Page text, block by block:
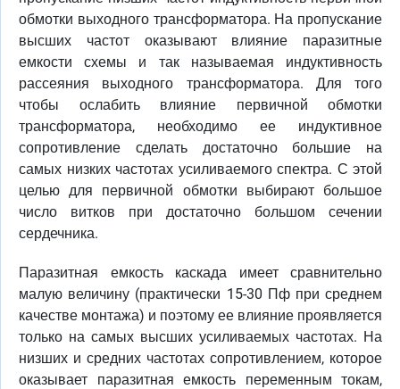
обмотки выходного трансформатора. На пропускание
высших частот оказывают влияние паразитные
емкости схемы и так называемая индуктивность
рассеяния выходного трансформатора. Для того
чтобы ослабить влияние первичной обмотки
трансформатора, необходимо ее индуктивное
сопротивление сделать достаточно большие на
самых низких частотах усиливаемого спектра. С этой
целью для первичной обмотки выбирают большое
число витков при достаточно большом сечении
сердечника.
Паразитная емкость каскада имеет сравнительно
малую величину (практически 15-30 Пф при среднем
качестве монтажа) и поэтому ее влияние проявляется
только на самых высших усиливаемых частотах. На
низших и средних частотах сопротивлением, которое
оказывает паразитная емкость переменным токам,